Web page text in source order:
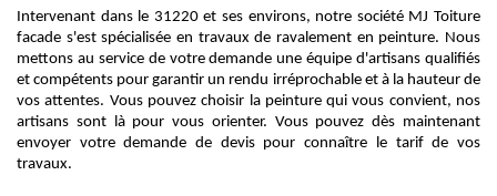
Intervenant dans le 31220 et ses environs, notre société MJ Toiture
facade s'est spécialisée en travaux de ravalement en peinture. Nous
mettons au service de votre demande une équipe d'artisans qualifiés
et compétents pour garantir un rendu irréprochable et à la hauteur de
vos attentes. Vous pouvez choisir la peinture qui vous convient, nos
artisans sont là pour vous orienter. Vous pouvez dès maintenant
envoyer votre demande de devis pour connaître le tarif de vos
travaux.